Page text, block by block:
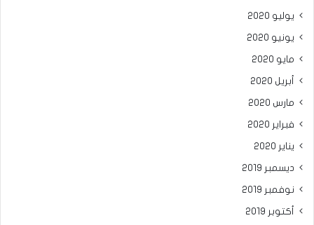
يوليو 2020
يونيو 2020
مايو 2020
أبريل 2020
مارس 2020
فبراير 2020
يناير 2020
ديسمبر 2019
نوفمبر 2019
أكتوبر 2019